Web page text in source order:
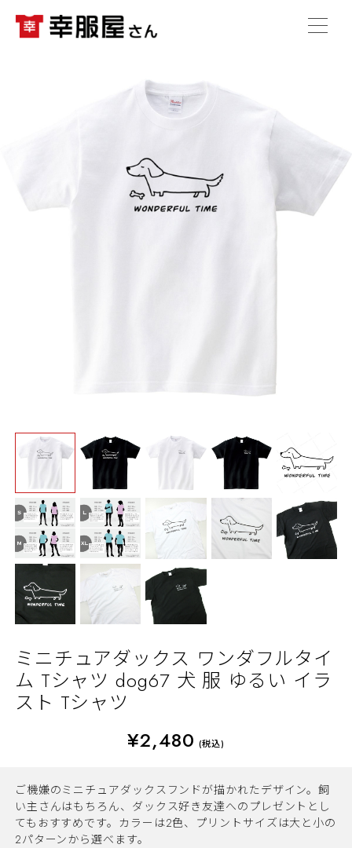
ミニチュアダックス ワンダフルタイ
ム Tシャツ dog67 犬 服 ゆるい イラ
スト Tシャツ
¥2,480 (税込)
ご機嫌のミニチュアダックスフンドが描かれたデザイン。飼
い主さんはもちろん、ダックス好き友達へのプレゼントとし
てもおすすめです。カラーは2色、プリントサイズは大と小の
2パターンから選べます。